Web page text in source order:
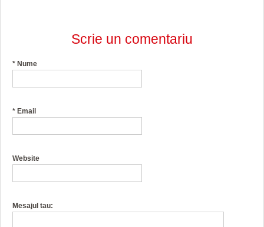
Scrie un comentariu
* Nume
* Email
Website
Mesajul tau: